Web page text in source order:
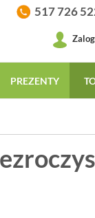
517 726
PREZENTY